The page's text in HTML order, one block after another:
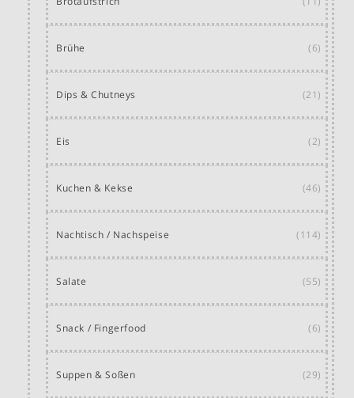
Brühe (6)
Dips & Chutneys (21)
Eis (2)
Kuchen & Kekse (46)
Nachtisch / Nachspeise (114)
Salate (55)
Snack / Fingerfood (6)
Suppen & Soßen (29)